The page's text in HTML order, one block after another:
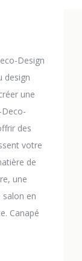
Design
design
une
Deco-
des
votre
de
une
en
Canapé